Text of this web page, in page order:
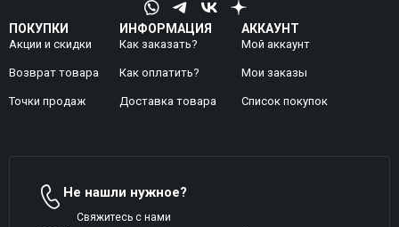
ПОКУПКИ
Акции и скидки
Возврат товара
Точки продаж
ИНФОРМАЦИЯ
Как заказать?
Как оплатить?
Доставка товара
АККАУНТ
Мой аккаунт
Mои заказы
Список покупок
Не нашли нужное?
Свяжитесь с нами